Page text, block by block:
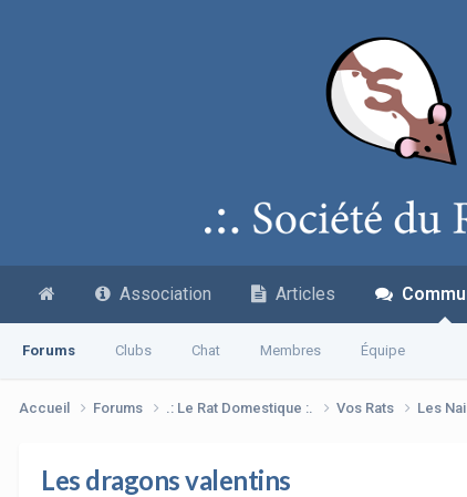
Association Articles
Forums Clubs Chat Membres Équipe
Accueil Forums .: Le Rat Domestique :. Vos Rats Les
Les dragons valentins